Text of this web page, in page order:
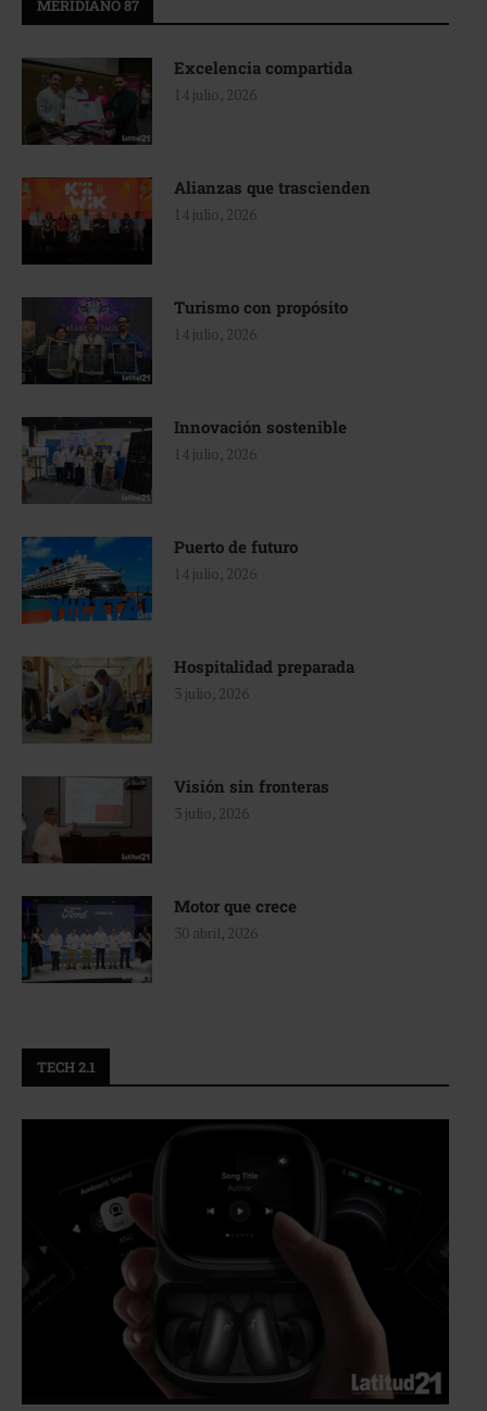
MERIDIANO 87
Excelencia compartida
14 julio, 2026
Alianzas que trascienden
14 julio, 2026
Turismo con propósito
14 julio, 2026
Innovación sostenible
14 julio, 2026
Puerto de futuro
14 julio, 2026
Hospitalidad preparada
3 julio, 2026
Visión sin fronteras
3 julio, 2026
Motor que crece
30 abril, 2026
TECH 2.1